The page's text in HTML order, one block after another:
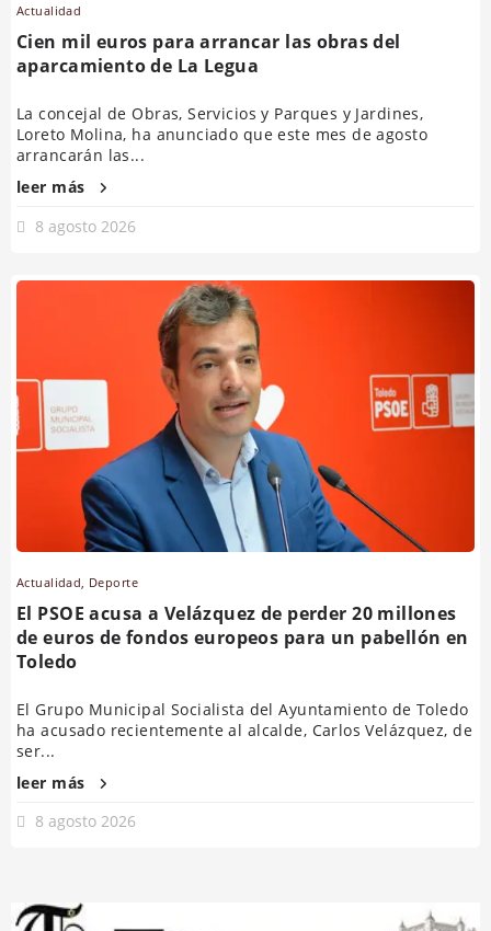
Actualidad
Cien mil euros para arrancar las obras del
aparcamiento de La Legua
La concejal de Obras, Servicios y Parques y Jardines,
Loreto Molina, ha anunciado que este mes de agosto
arrancarán las...
leer más
8 agosto 2026
Actualidad, Deporte
El PSOE acusa a Velázquez de perder 20 millones
de euros de fondos europeos para un pabellón en
Toledo
El Grupo Municipal Socialista del Ayuntamiento de Toledo
ha acusado recientemente al alcalde, Carlos Velázquez, de
ser...
leer más
8 agosto 2026